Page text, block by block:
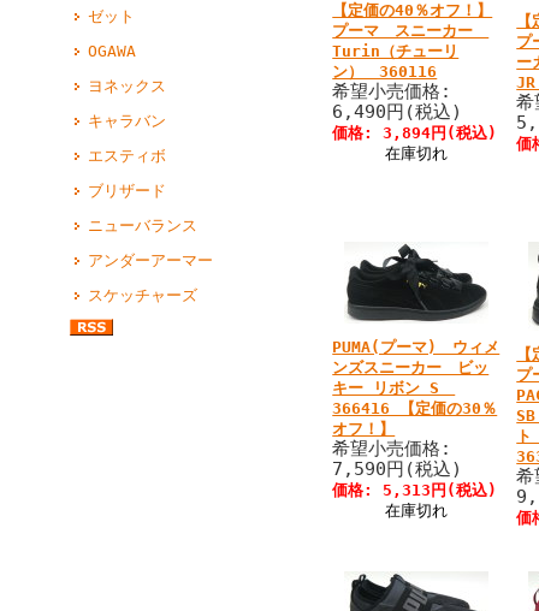
ゼット
OGAWA
ヨネックス
キャラバン
エスティボ
ブリザード
ニューバランス
アンダーアーマー
スケッチャーズ
【定価の40％オフ！】
プーマ スニーカー
Turin（チューリ
ン） 360116
希望小売価格:
6,490円(税込)
価格: 3,894円(税込)
在庫切れ
プ
ー
価
PUMA(プーマ) ウィメ
ンズスニーカー ビッ
キー リボン S
366416 【定価の30％
オフ！】
希望小売価格:
7,590円(税込)
価格: 5,313円(税込)
在庫切れ
価